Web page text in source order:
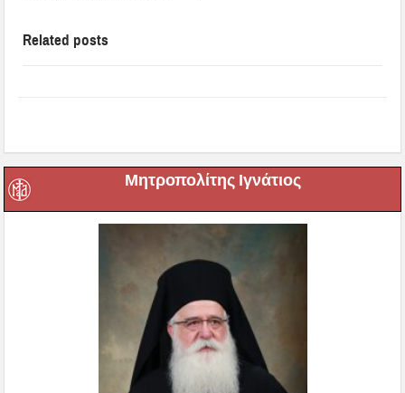
Related posts
Μητροπολίτης Ιγνάτιος